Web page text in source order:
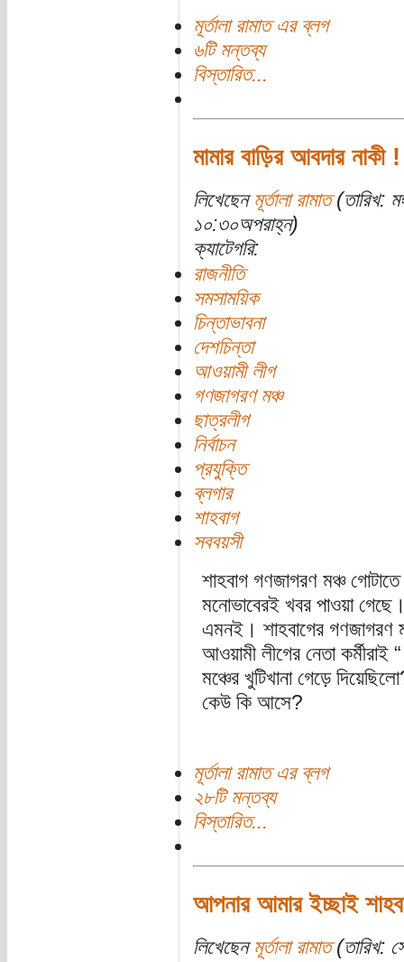
মূর্তালা রামাত এর ব্লগ
৬টি মন্তব্য
বিস্তারিত...
মামার বাড়ির আবদার নাকী !
লিখেছেন মূর্তালা রামাত(তারিখ:
১০:৩০অপরাহ্ন)
ক্যাটেগরি:
রাজনীতি
সমসাময়িক
চিন্তাভাবনা
দেশচিন্তা
আওয়ামী লীগ
গণজাগরণ মঞ্চ
ছাত্রলীগ
নির্বাচন
প্রযুক্তি
ব্লগার
শাহবাগ
সববয়সী
শাহবাগ গণজাগরণ মঞ্চ
মনোভাবেরই খবর পাওয়া গেছে।
এমনই। শাহবাগের গণজাগরণ
আওয়ামী লীগের নেতা
মঞ্চের খুটিখানা গেড়ে
কেউ কি আসে?
মূর্তালা রামাত এর ব্লগ
২৮টি মন্তব্য
বিস্তারিত...
আপনার আমার ইচ্ছাই
লিখেছেন মূর্তালা রামাত(তারিখ: